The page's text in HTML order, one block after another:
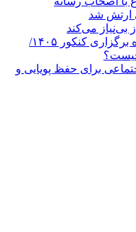
ارتش شد
بی‌نیاز می‌کند
توضیحات رییس سازمان سنجش درباره برگزاری کنکور ۱۴۰۵/
برای حفظ پویایی و